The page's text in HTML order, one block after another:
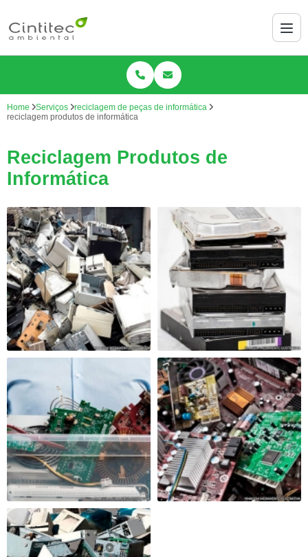
Home Serviços
reciclagem de peças de informática
reciclagem produtos de informática
Reciclagem Produtos de
Informática